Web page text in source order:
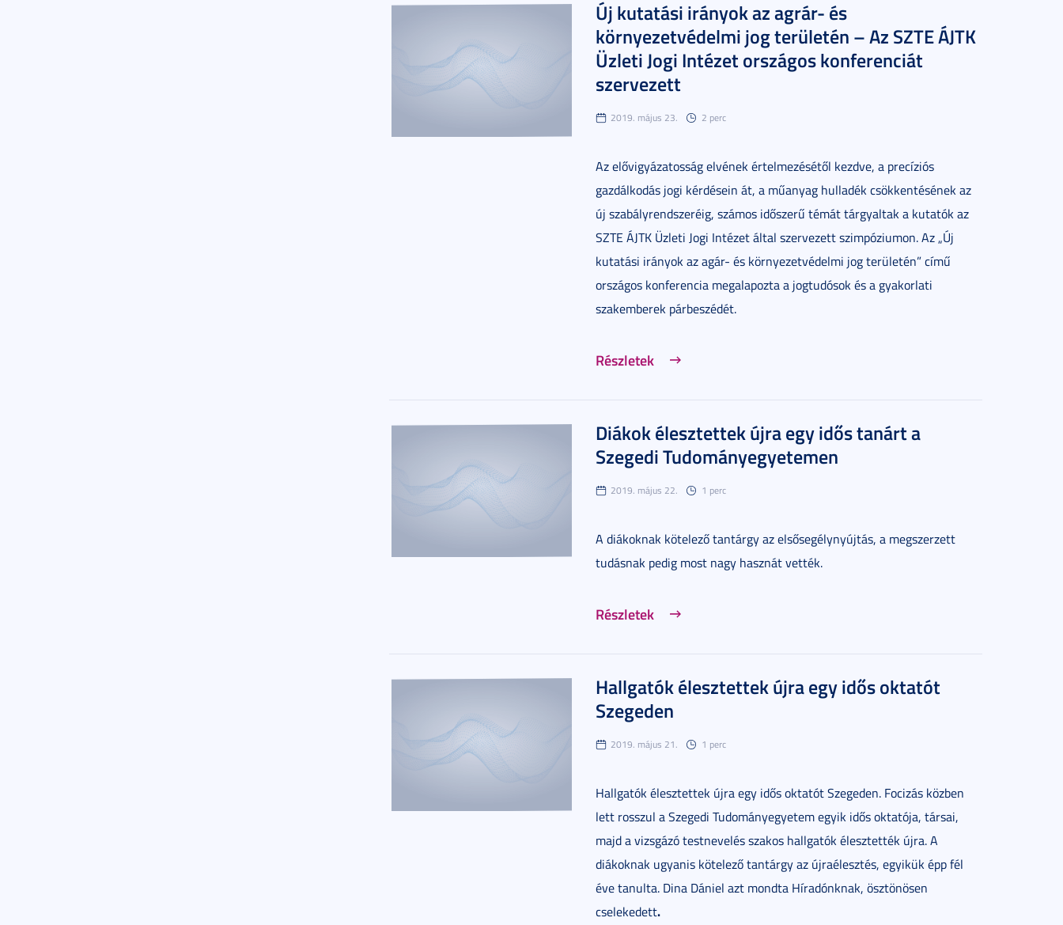
Új kutatási irányok az agrár- és
környezetvédelmi jog területén – Az SZTE ÁJTK
Üzleti Jogi Intézet országos konferenciát
szervezett
2019. május 23. 2 perc
Az elővigyázatosság elvének értelmezésétől kezdve, a precíziós
gazdálkodás jogi kérdésein át, a műanyag hulladék csökkentésének az
új szabályrendszeréig, számos időszerű témát tárgyaltak a kutatók az
SZTE ÁJTK Üzleti Jogi Intézet által szervezett szimpóziumon. Az „Új
kutatási irányok az agár- és környezetvédelmi jog területén” című
országos konferencia megalapozta a jogtudósok és a gyakorlati
szakemberek párbeszédét.
Részletek
Diákok élesztettek újra egy idős tanárt a
Szegedi Tudományegyetemen
2019. május 22. 1 perc
A diákoknak kötelező tantárgy az elsősegélynyújtás, a megszerzett
tudásnak pedig most nagy hasznát vették.
Részletek
Hallgatók élesztettek újra egy idős oktatót
Szegeden
2019. május 21. 1 perc
Hallgatók élesztettek újra egy idős oktatót Szegeden. Focizás közben
lett rosszul a Szegedi Tudományegyetem egyik idős oktatója, társai,
majd a vizsgázó testnevelés szakos hallgatók élesztették újra. A
diákoknak ugyanis kötelező tantárgy az újraélesztés, egyikük épp fél
éve tanulta. Dina Dániel azt mondta Híradónknak, ösztönösen
cselekedett.